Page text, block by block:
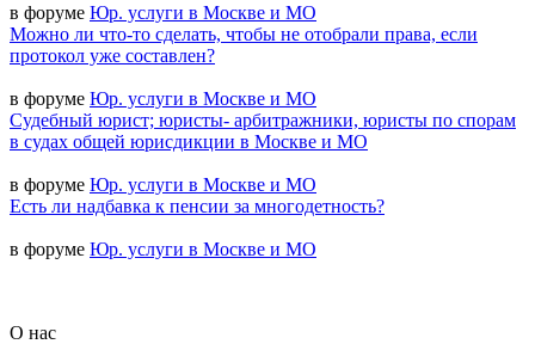
в форуме Юр. услуги в Москве и МО
Можно ли что-то сделать, чтобы не отобрали права, если
протокол уже составлен?
в форуме Юр. услуги в Москве и МО
Судебный юрист; юристы- арбитражники, юристы по спорам
в судах общей юрисдикции в Москве и МО
в форуме Юр. услуги в Москве и МО
Есть ли надбавка к пенсии за многодетность?
в форуме Юр. услуги в Москве и МО
О нас